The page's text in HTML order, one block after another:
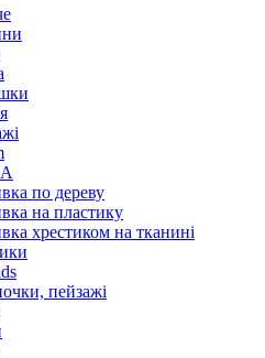
по дереву
на пластику
хрестиком на тканині
пейзажі